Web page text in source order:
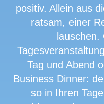
positiv. Allein aus
ratsam, einer
lauschen.
Tag und Abend
Business Dinner:
so in Ihren